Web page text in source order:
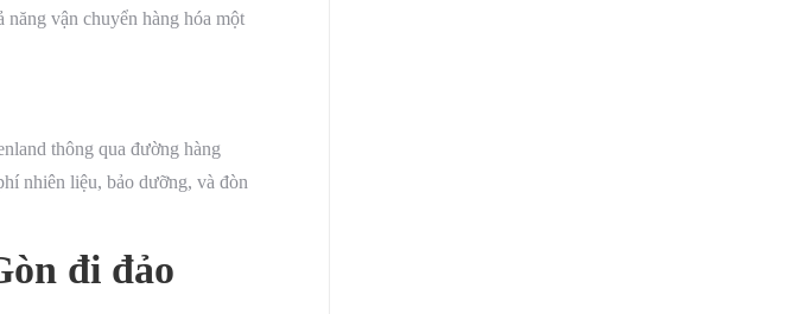
vận chuyển hàng hóa một
thông qua đường hàng
nhiên liệu, bảo dưỡng, và đòn
đi đảo